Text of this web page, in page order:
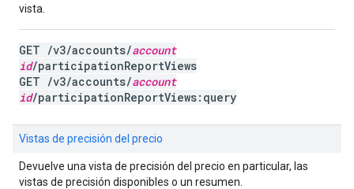
vista.
GET /v3/accounts/account
id/participationReportViews
GET /v3/accounts/account
id/participationReportViews:query
Vistas de precisión del precio
Devuelve una vista de precisión del precio en particular, las
vistas de precisión disponibles o un resumen.